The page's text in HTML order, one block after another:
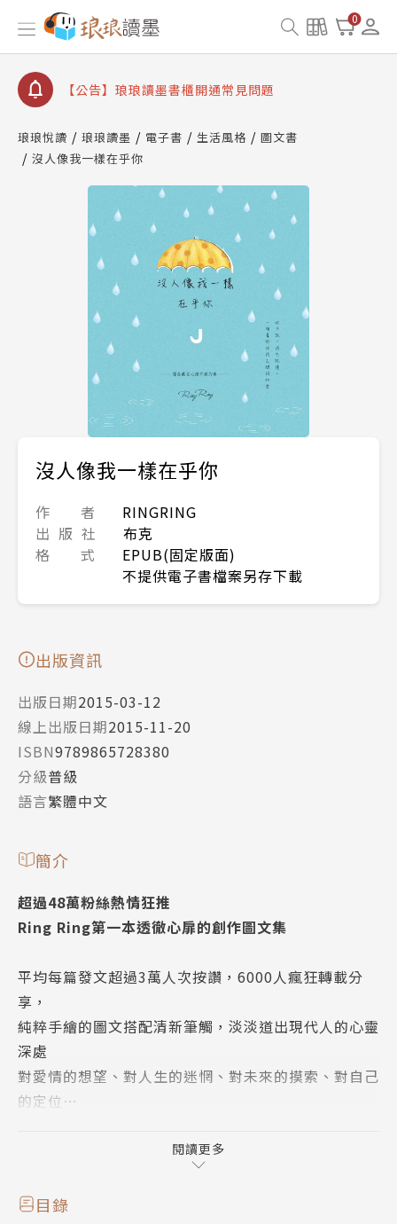
0
【公告】因 Readmoo 讀墨系統維護中，本站同步暫
停部分閱讀服務
【公告】琅琅讀墨數位閱讀資產合併與書櫃開通申請
【公告】琅琅讀墨書櫃開通常見問題
請圖文教學
【公告】琅琅書店服務升級重要說明及資產合併結果
查詢
【公告】因 Readmoo 讀墨系統維護中，本站同步暫
停部分閱讀服務
琅琅悅讀 琅琅讀墨 電子書 生活風格
圖文書
沒人像我一樣在乎你
沒人像我一樣在乎你
作 者
RINGRING
出 版 社
布克
格 式
EPUB(固定版面)
不提供電子書檔案另存下載
出版資訊
出版日期2015-03-12
線上出版日期2015-11-20
ISBN9789865728380
分級普級
語言繁體中文
簡介
超過48萬粉絲熱情狂推
Ring Ring第一本透徹心扉的創作圖文集
平均每篇發文超過3萬人次按讚，6000人瘋狂轉載分
享，
純粹手繪的圖文搭配清新筆觸，淡淡道出現代人的心靈
深處
對愛情的想望、對人生的迷惘、對未來的摸索、對自己
的定位…
我們擦乾眼淚，然後擁抱
記得，沒人像我一樣在乎你。
閱讀更多
目錄